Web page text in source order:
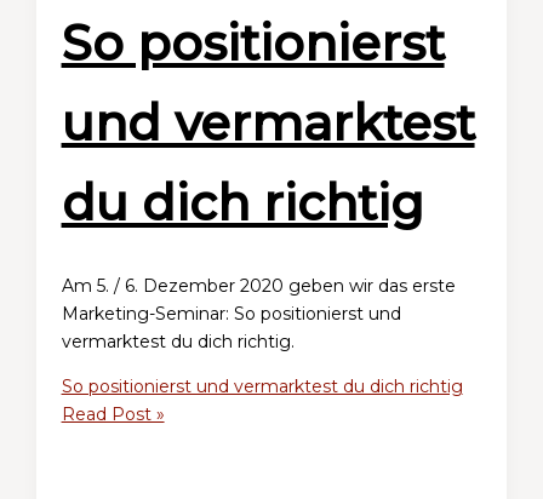
So positionierst
und vermarktest
du dich richtig
Am 5. / 6. Dezember 2020 geben wir das erste
Marketing-Seminar: So positionierst und
vermarktest du dich richtig.
So positionierst und vermarktest du dich richtig
Read Post »